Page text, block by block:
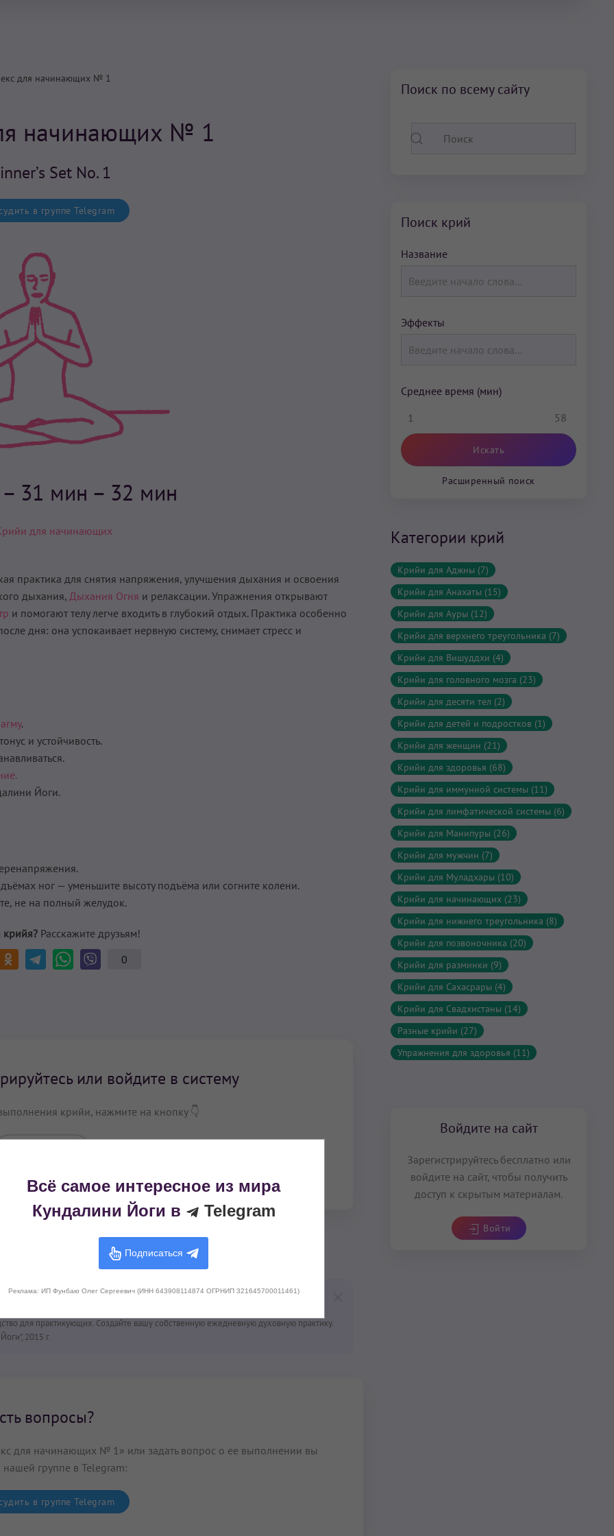
для начинающих № 1
начинающих № 1
Set No. 1
в группе Telegram
– 31 мин – 32 мин
для начинающих
практика для снятия напряжения, улучшения дыхания и освоения
дыхания, Дыхания Огня и релаксации. Упражнения открывают
и помогают телу легче входить в глубокий отдых. Практика особенно
дня: она успокаивает нервную систему, снимает стресс и
.
и устойчивость.
Йоги.
ног — уменьшите высоту подъёма или согните колени.
не на полный желудок.
крийя?Расскажите друзьям!
0
или войдите в систему
крийи, нажмите на кнопку 👇
0
основании следующих источников:
для практикующих. Создайте вашу собственную ежедневную духовную практику.
2015 г.
вопросы?
для начинающих № 1» или задать вопрос о ее выполнении вы
группе в Telegram:
в группе Telegram
Поиск по всему сайту
Поиск крий
Название
Эффекты
Среднее время (мин)
1
58
Расширенный поиск
Категории крий
Крийи для Аджны (7)
Крийи для Анахаты (15)
Крийи для Ауры (12)
Крийи для верхнего треугольника (7)
Крийи для Вишуддхи (4)
Крийи для головного мозга (23)
Крийи для десяти тел (2)
Крийи для детей и подростков (1)
Крийи для женщин (21)
Крийи для здоровья (68)
Крийи для иммунной системы (11)
Крийи для лимфатической системы (6)
Крийи для Манипуры (26)
Крийи для мужчин (7)
Крийи для Муладхары (10)
Крийи для начинающих (23)
Крийи для нижнего треугольника (8)
Крийи для позвоночника (20)
Крийи для разминки (9)
Крийи для Сахасрары (4)
Крийи для Свадхистаны (14)
Разные крийи (27)
Упражнения для здоровья (11)
Войдите на сайт
Зарегистрируйтесь бесплатно или
войдите на сайт, чтобы получить
доступ к скрытым материалам.
Войти
Всё самое интересное из мира
Кундалини Йоги в
Telegram
Подписаться
Реклама: ИП Фунбаю Олег Сергеевич (ИНН 643908114874 ОГРНИП 321645700011461)